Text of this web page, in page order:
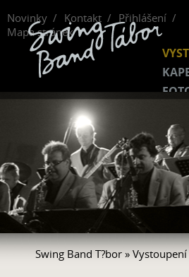
Novinky Kontakt
Přihlášení
Mapa stránek
Swing Band T?bor » Vystoupení